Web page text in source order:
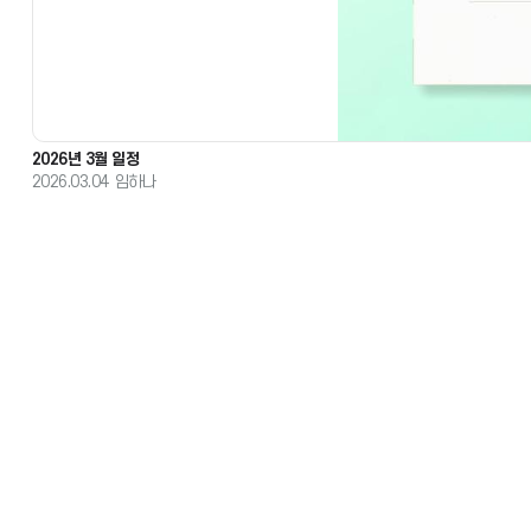
2026년 3월 일정
2026.03.04 임하나